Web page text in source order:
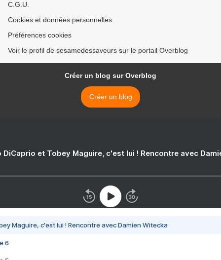
C.G.U.
Cookies et données personnelles
Préférences cookies
Voir le profil de sesamedessaveurs sur le portail Overblog
Créer un blog sur Overblog
Créer un blog
DiCaprio et Tobey Maguire, c'est lui ! Rencontre avec
Maguire, c'est lui ! Rencontre avec Damien Witecka
6